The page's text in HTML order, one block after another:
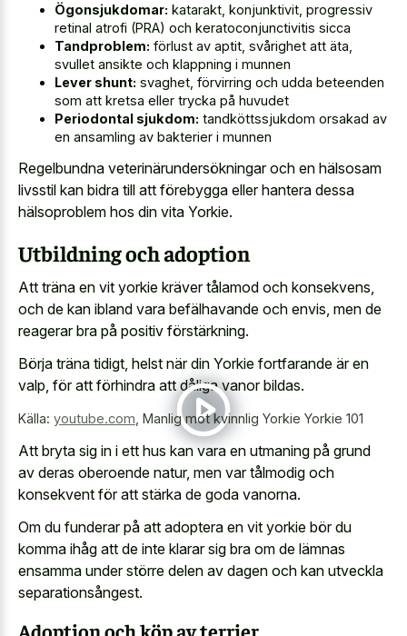
Ögonsjukdomar: katarakt, konjunktivit, progressiv
retinal atrofi (PRA) och keratoconjunctivitis sicca
Tandproblem: förlust av aptit, svårighet att äta,
svullet ansikte och klappning i munnen
Lever shunt: svaghet, förvirring och udda beteenden
som att kretsa eller trycka på huvudet
Periodontal sjukdom: tandköttssjukdom orsakad av
en ansamling av bakterier i munnen
Regelbundna veterinärundersökningar och en hälsosam
livsstil kan bidra till att förebygga eller hantera dessa
hälsoproblem hos din vita Yorkie.
Utbildning och adoption
Att träna en vit yorkie kräver tålamod och konsekvens,
och de kan ibland vara befälhavande och envis, men de
reagerar bra på positiv förstärkning.
Börja träna tidigt, helst när din Yorkie fortfarande är en
valp, för att förhindra att dåliga vanor bildas.
Källa: youtube.com, Manlig mot kvinnlig Yorkie Yorkie 101
Att bryta sig in i ett hus kan vara en utmaning på grund
av deras oberoende natur, men var tålmodig och
konsekvent för att stärka de goda vanorna.
Om du funderar på att adoptera en vit yorkie bör du
komma ihåg att de inte klarar sig bra om de lämnas
ensamma under större delen av dagen och kan utveckla
separationsångest.
Adoption och köp av terrier